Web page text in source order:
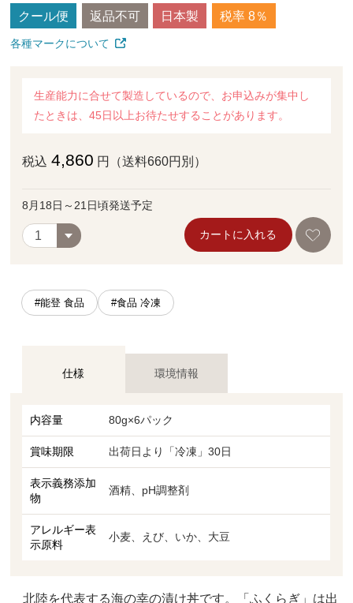
クール便 返品不可 日本製 税率 8％
各種マークについて
生産能力に合せて製造しているので、お申込みが集中し
たときは、45日以上お待たせすることがあります。
税込 4,860 円（送料660円別）
8月18日～21日頃発送予定
カートに入れる
#能登 食品 #食品 冷凍
仕様 環境情報
内容量 80g×6パック
賞味期限 出荷日より「冷凍」30日
表示義務添加
物
酒精、pH調整剤
アレルギー表
示原料
小麦、えび、いか、大豆
北陸を代表する海の幸の漬け丼です。「ふくらぎ」は出